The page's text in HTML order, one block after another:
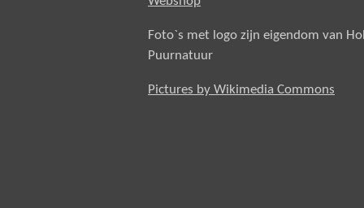
Foto`s met logo zijn eigendom van
Puurnatuur
Pictures by Wikimedia Commons